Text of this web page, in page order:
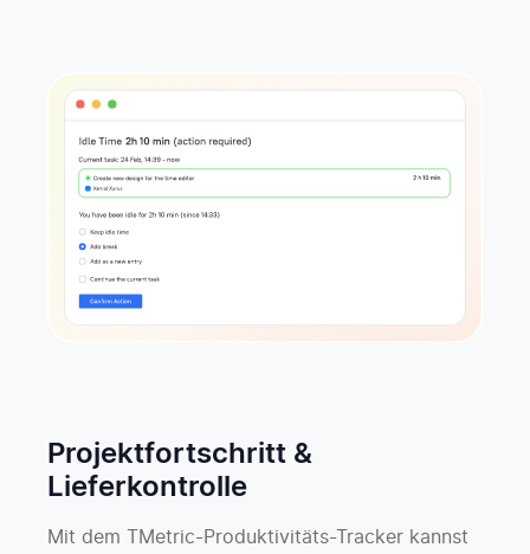
Projektfortschritt &
Lieferkontrolle
Mit dem TMetric-Produktivitäts-Tracker kannst